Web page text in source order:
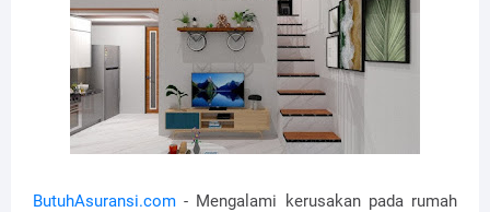
ButuhAsuransi.com - Mengalami kerusakan pada rumah